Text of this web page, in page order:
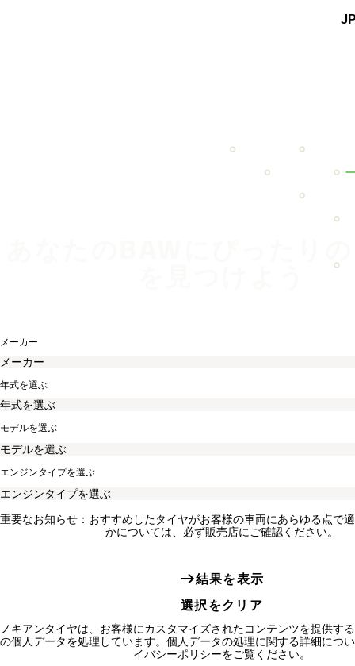
メーカー
年式を選ぶ
モデルを選ぶ
エンジンタイプを選ぶ
重要なお知らせ：おすすめしたタイヤがお客様の車両にあらゆる点で
かについては、必ず販売店にご確認ください。
結果を表示
選択をクリア
ノキアンタイヤは、お客様にカスタマイズされたコンテンツを提供す
の個人データを処理しています。個人データの処理に関する詳細につ
イバシーポリシーをご覧ください。